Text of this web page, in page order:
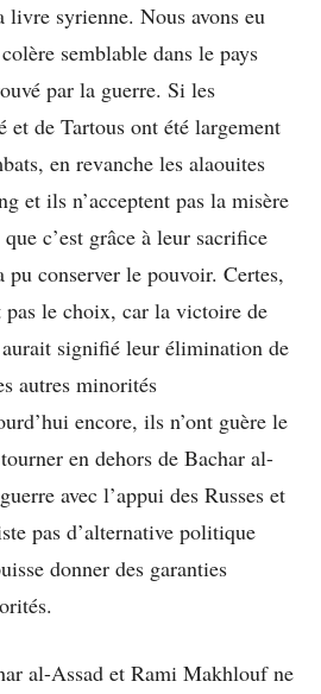
syrienne. Nous avons eu
semblable dans le pays
par la guerre. Si les
et de Tartous ont été largement
en revanche les alaouites
et ils n’acceptent pas la misère
c’est grâce à leur sacrifice
pu conserver le pouvoir. Certes,
pas le choix, car la victoire de
signifié leur élimination de
autres minorités
encore, ils n’ont guère le
en dehors de Bachar al-
avec l’appui des Russes et
pas d’alternative politique
donner des garanties
al-Assad et Rami Makhlouf ne